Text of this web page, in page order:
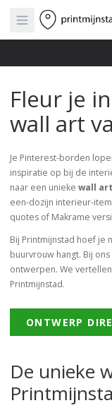
Open main menu
Fleur je
wall art
Je Pinterest-borden
inspiratie op bij de
naar een unieke wall art
een-dozijn interieur-
quotes of Makrame
Bij Printmijnstad hoef je
buurvrouw hangt. Bij
ontwerpen. We
Printmijnstad.
ONTWERP
De unieke